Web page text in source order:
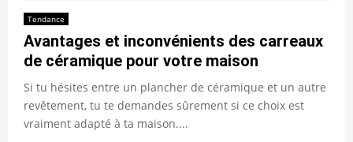
Tendance
Avantages et inconvénients des carreaux
de céramique pour votre maison
Si tu hésites entre un plancher de céramique et un autre
revêtement, tu te demandes sûrement si ce choix est
vraiment adapté à ta maison....